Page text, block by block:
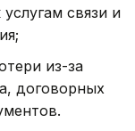
связи и
из-за
договорных